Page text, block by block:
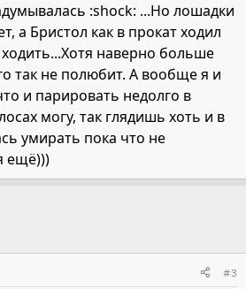
:shock: ...Но лошадки
а Бристол как в прокат ходил
наверно больше
так не полюбит. А вообще я и
и парировать недолго в
могу, так глядишь хоть и в
умирать пока что не
ещё)))
#3